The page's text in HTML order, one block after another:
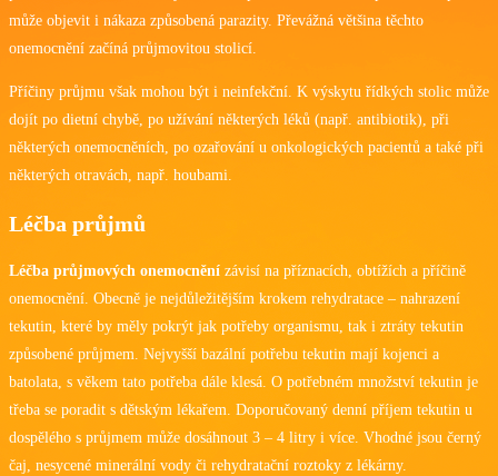
může objevit i nákaza způsobená parazity. Převážná většina těchto
onemocnění začíná průjmovitou stolicí.
Příčiny průjmu však mohou být i neinfekční. K výskytu řídkých stolic může
dojít po dietní chybě, po užívání některých léků (např. antibiotik), při
některých onemocněních, po ozařování u onkologických pacientů a také při
některých otravách, např. houbami.
Léčba průjmů
Léčba průjmových onemocnění závisí na příznacích, obtížích a příčině
onemocnění. Obecně je nejdůležitějším krokem rehydratace – nahrazení
tekutin, které by měly pokrýt jak potřeby organismu, tak i ztráty tekutin
způsobené průjmem. Nejvyšší bazální potřebu tekutin mají kojenci a
batolata, s věkem tato potřeba dále klesá. O potřebném množství tekutin je
třeba se poradit s dětským lékařem. Doporučovaný denní příjem tekutin u
dospělého s průjmem může dosáhnout 3 – 4 litry i více. Vhodné jsou černý
čaj, nesycené minerální vody či rehydratační roztoky z lékárny.